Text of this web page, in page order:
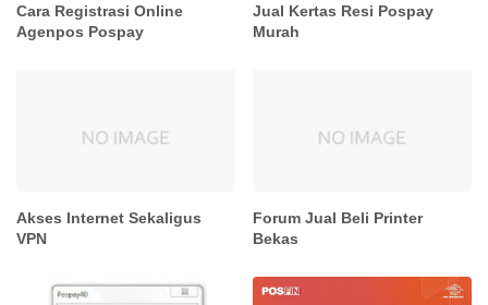
Cara Registrasi Online
Agenpos Pospay
Jual Kertas Resi Pospay
Murah
Akses Internet Sekaligus
VPN
Forum Jual Beli Printer
Bekas